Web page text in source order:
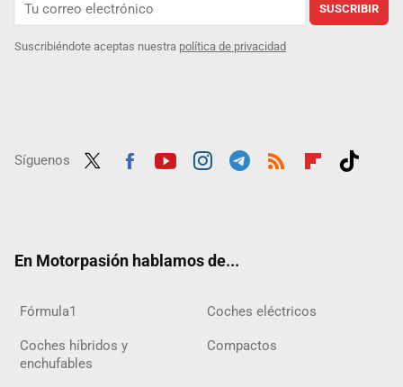
SUSCRIBIR
Suscribiéndote aceptas nuestra política de privacidad
Síguenos
En Motorpasión hablamos de...
Fórmula1 Coches eléctricos
Coches híbridos y
enchufables
Compactos